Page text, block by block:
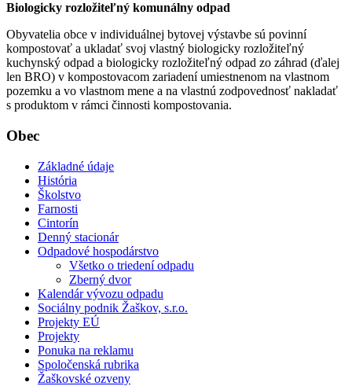
Biologicky rozložiteľný komunálny odpad
Obyvatelia obce v individuálnej bytovej výstavbe sú povinní
kompostovať a ukladať svoj vlastný biologicky rozložiteľný
kuchynský odpad a biologicky rozložiteľný odpad zo záhrad (ďalej
len BRO) v kompostovacom zariadení umiestnenom na vlastnom
pozemku a vo vlastnom mene a na vlastnú zodpovednosť nakladať
s produktom v rámci činnosti kompostovania.
Obec
Základné údaje
História
Školstvo
Farnosti
Cintorín
Denný stacionár
Odpadové hospodárstvo
Všetko o triedení odpadu
Zberný dvor
Kalendár vývozu odpadu
Sociálny podnik Žaškov, s.r.o.
Projekty EÚ
Projekty
Ponuka na reklamu
Spoločenská rubrika
Žaškovské ozveny